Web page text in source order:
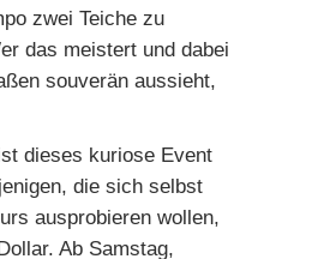
zwei Teiche zu
das meistert und dabei
souverän aussieht,
dieses kuriose Event
die sich selbst
ausprobieren wollen,
Ab Samstag,